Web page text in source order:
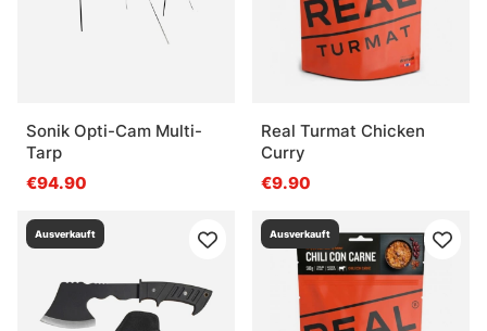
Sonik Opti-Cam Multi-
Tarp
€94.90
Real Turmat Chicken
Curry
€9.90
Ausverkauft Ausverkauft